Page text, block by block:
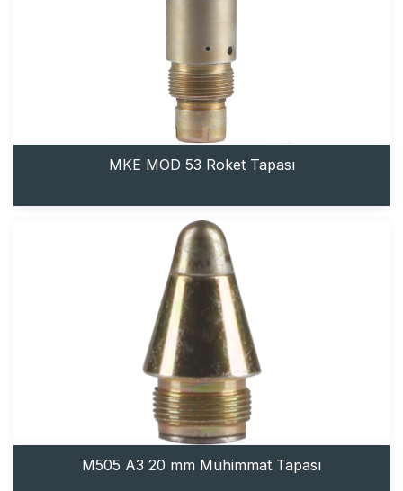
MKE MOD 53 Roket Tapası
M505 A3 20 mm Mühimmat Tapası